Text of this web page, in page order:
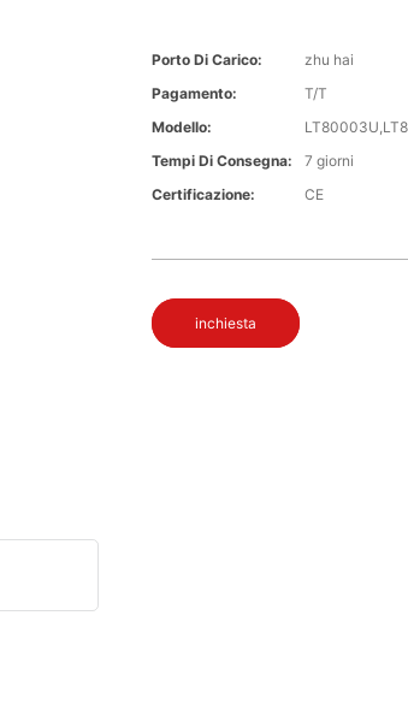
Porto Di Carico:
zhu hai
Pagamento:
T/T
Modello:
Tempi Di Consegna:
7 giorni
Certificazione:
CE
inchiesta